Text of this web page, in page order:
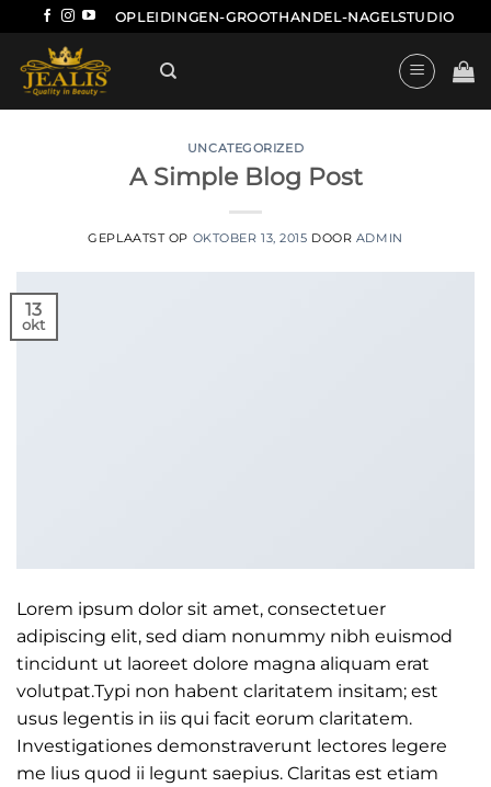
naar
inhoud
OPLEIDINGEN-GROOTHANDEL-NAGELSTUDIO
UNCATEGORIZED
A Simple Blog Post
GEPLAATST OP OKTOBER 13, 2015 DOOR ADMIN
13
okt
Lorem ipsum dolor sit amet, consectetuer
adipiscing elit, sed diam nonummy nibh euismod
tincidunt ut laoreet dolore magna aliquam erat
volutpat.Typi non habent claritatem insitam; est
usus legentis in iis qui facit eorum claritatem.
Investigationes demonstraverunt lectores legere
me lius quod ii legunt saepius. Claritas est etiam